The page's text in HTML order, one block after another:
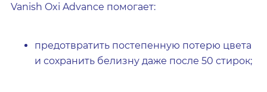
Vanish Oxi Advance помогает:
предотвратить постепенную потерю цвета
и сохранить белизну даже после 50 стирок;